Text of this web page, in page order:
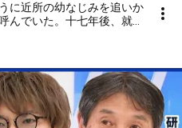
に近所の幼なじみを追いか
んでいた。十七年後、就職
は私を見て微笑んだ。「妻
？」――